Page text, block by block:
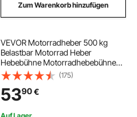
Zum Warenkorb hinzufügen
VEVOR Motorradheber 500 kg
Belastbar Motorrad Heber
Hebebühne Motorradhebebühne
Montagebock Motorrad,
Einstellbare Motorradheber
Montagebock Motorradlift,
Motoständer in Garage &
Außenbereichen
(175)
5390€